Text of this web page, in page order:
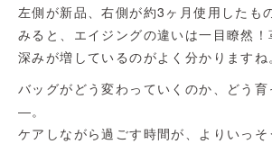
左側が新品、右側が約3ヶ月使用したも
みると、エイジングの違いは一目瞭然
深みが増しているのがよく分かりますね
バッグがどう変わっていくのか、どう
―。
ケアしながら過ごす時間が、よりいっ